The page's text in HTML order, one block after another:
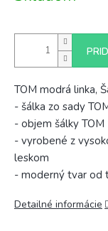
TOM modrá linka,
- šálka zo sady
- objem šálky
- vyrobené z
leskom
- moderný tvar od
Detailné informácie